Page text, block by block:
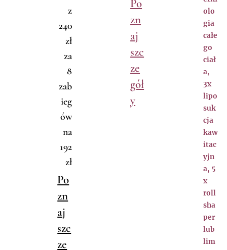
z
240
zł
za
8
zab
ieg
ów
na
192
zł
Po
zn
aj
szc
ze
Po
zn
aj
szc
ze
gół
y
olo
gia
całe
go
ciał
a,
3x
lipo
suk
cja
kaw
itac
yjn
a, 5
x
roll
sha
per
lub
lim